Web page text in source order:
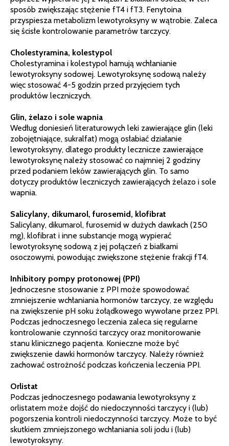
sposób zwiększając stężenie fT4 i fT3. Fenytoina
przyspiesza metabolizm lewotyroksyny w wątrobie. Zaleca
się ścisłe kontrolowanie parametrów tarczycy.
Cholestyramina, kolestypol
Cholestyramina i kolestypol hamują wchłanianie
lewotyroksyny sodowej. Lewotyroksynę sodową należy
więc stosować 4-5 godzin przed przyjęciem tych
produktów leczniczych.
Glin, żelazo i sole wapnia
Według doniesień literaturowych leki zawierające glin (leki
zobojętniające, sukralfat) mogą osłabiać działanie
lewotyroksyny, dlatego produkty lecznicze zawierające
lewotyroksynę należy stosować co najmniej 2 godziny
przed podaniem leków zawierających glin. To samo
dotyczy produktów leczniczych zawierających żelazo i sole
wapnia.
Salicylany, dikumarol, furosemid, klofibrat
Salicylany, dikumarol, furosemid w dużych dawkach (250
mg), klofibrat i inne substancje mogą wypierać
lewotyroksynę sodową z jej połączeń z białkami
osoczowymi, powodując zwiększone stężenie frakcji fT4.
Inhibitory pompy protonowej (PPI)
Jednoczesne stosowanie z PPI może spowodować
zmniejszenie wchłaniania hormonów tarczycy, ze względu
na zwiększenie pH soku żołądkowego wywołane przez PPI.
Podczas jednoczesnego leczenia zaleca się regularne
kontrolowanie czynności tarczycy oraz monitorowanie
stanu klinicznego pacjenta. Konieczne może być
zwiększenie dawki hormonów tarczycy. Należy również
zachować ostrożność podczas kończenia leczenia PPI.
Orlistat
Podczas jednoczesnego podawania lewotyroksyny z
orlistatem może dojść do niedoczynności tarczycy i (lub)
pogorszenia kontroli niedoczynności tarczycy. Może to być
skutkiem zmniejszonego wchłaniania soli jodu i (lub)
lewotyroksyny.